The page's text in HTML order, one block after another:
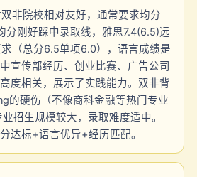
非院校相对友好，通常要求均分
刚好踩中录取线，雅思7.4(6.5)远
（总分6.5单项6.0），语言成绩是
宣传部经历、创业比赛、广告公司
度相关，展示了实践能力。双非背
的硬伤（不像商科金融等热门专业
招生规模较大，录取难度适中。
达标+语言优异+经历匹配。